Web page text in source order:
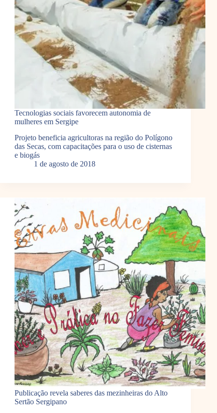
Tecnologias sociais favorecem autonomia de
mulheres em Sergipe
Projeto beneficia agricultoras na região do Polígono
das Secas, com capacitações para o uso de cisternas
e biogás
1 de agosto de 2018
Publicação revela saberes das mezinheiras do Alto
Sertão Sergipano